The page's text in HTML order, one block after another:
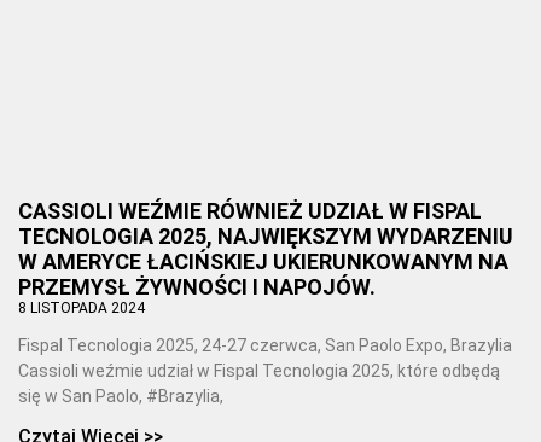
CASSIOLI WEŹMIE RÓWNIEŻ UDZIAŁ W FISPAL
TECNOLOGIA 2025, NAJWIĘKSZYM WYDARZENIU
W AMERYCE ŁACIŃSKIEJ UKIERUNKOWANYM NA
PRZEMYSŁ ŻYWNOŚCI I NAPOJÓW.
8 LISTOPADA 2024
Fispal Tecnologia 2025, 24-27 czerwca, San Paolo Expo, Brazylia
Cassioli weźmie udział w Fispal Tecnologia 2025, które odbędą
się w San Paolo, #Brazylia,
Czytaj Więcej >>